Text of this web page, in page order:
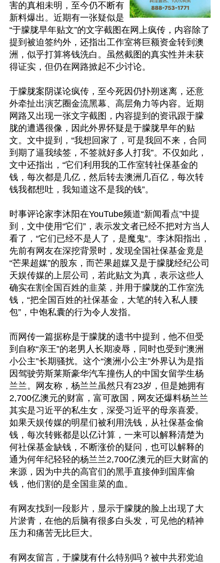
害的真相未明，至今仍不断有
新料爆出。近期有一张疑似是
“于朦胧早年贴文”的文字截图在网上疯传，内容除了
提到被迫签约外，还指出工作室将巨额资金转到澳
洲，似乎打算将钱洗白。虽然截图的真实性并未获
得证实，但仍在网路掀起不少讨论。
于朦胧案阴谋论疯传，至今死因仍扑朔迷离，还意
外牵扯出演艺圈金流黑幕、高层角力等内容。近期
网路又出现一张文字截图，内容提到的资讯跟于朦
胧的遭遇很像，因此外界怀疑是于朦胧早年的贴
文。文中提到，“我想回家了，可是我回不来，合同
到期了逼我续签，不签就好多人打我”。不仅如此，
文中还指出，“它们利用我的工作室转社保基金的
钱，每次都是几亿，然后转去澳洲几百亿，每次转
钱我都想吐，我知道这不是我的钱”。
时事评论家李沐阳在YouTube频道“新闻看点”中提
到，文中使用“它们”，表示发文者已经不把对方当人
看了，“它们已经不是人了，是魔鬼”。李沐阳指出，
先前有网友在深挖背景时，发现全国社保基金竟是
“芒果超媒”的股东，而芒果超媒又是于朦胧经纪公司
天娱传媒的上层公司，若此贴文为真，表示这些人
确实在割全国百姓的韭菜，并用于朦胧的工作室洗
钱，“把全国百姓的社保基金，大笔的转入私人腰
包”，中饱私囊的行为令人发指。
而网传一篇据称是于朦胧的遗书中提到，他不但受
到自称“亲王”的老男人长期凌辱，同时也受到“澳洲
小公主”长期骚扰。这个“澳洲小公主”外界认为是指
因驾驶劳斯莱斯豪华汽车撞伤人的中国女留学生杨
兰兰。网友称，杨兰兰虽然只有23岁，但是她拥有
2,700亿澳元的财富，富可敌国，网友还爆料杨兰兰
其实是习近平的私生女，深受习近平的母亲喜爱。
如果天娱传媒的明星们被利用洗钱，从社保基金偷
钱，每次转账都是以亿计算，一来可以解释清楚为
何社保基金缺钱，不断涨价的疑问，也可以解释的
通为何年纪轻轻的杨兰兰2,700亿澳元的巨大财富的
来源，因为中共的高官们的黑手直接伸到国库偷
钱，他们割的是全国韭菜的血。
有网友找到一段影片，显示于朦胧的脸上出现了大
片淤青，在他的后脑有很多白头发，可见他的精神
压力和痛苦无比巨大。
有网友留言，于朦胧有什么特别吗？被中共邪党迫